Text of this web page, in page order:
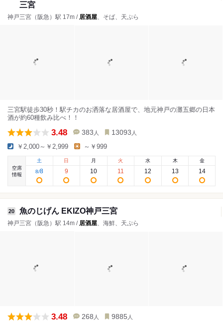
三宮
神戸三宮（阪急）駅 17m / 居酒屋、そば、天ぷら
三宮駅徒歩30秒！駅チカのお洒落な居酒屋で、地元神戸の灘五郷の日本
酒が約60種飲み比べ！！
3.48 383 人 13093 人
￥2,000～￥2,999 ～￥999
空席
情報
土
8/8
日
9
月
10
火
11
水
12
木
13
金
14
20 魚のじげん EKIZO神戸三宮
神戸三宮（阪急）駅 14m / 居酒屋、海鮮、天ぷら
3.48 268 人 9885 人